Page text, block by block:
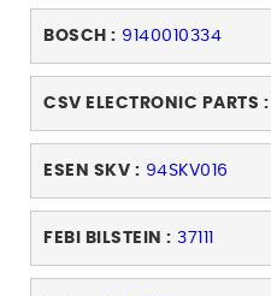
BOSCH : 9140010334
CSV ELECTRONIC PARTS :
ESEN SKV : 94SKV016
FEBI BILSTEIN : 37111